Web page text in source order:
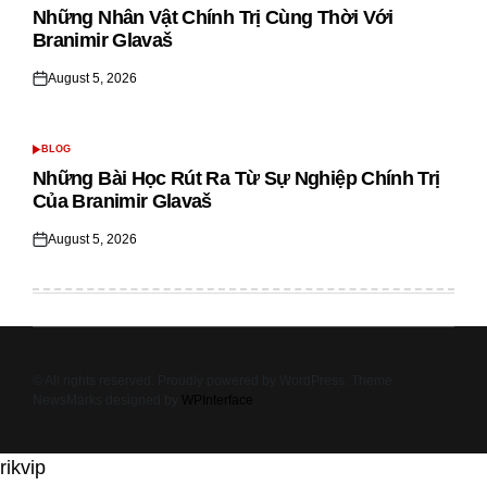
Những Nhân Vật Chính Trị Cùng Thời Với
Branimir Glavaš
Posted
August 5, 2026
POSTED
BLOG
Những Bài Học Rút Ra Từ Sự Nghiệp Chính Trị
Của Branimir Glavaš
Posted
August 5, 2026
rikvip